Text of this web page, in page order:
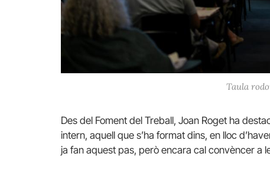
Taula
Des del Foment del Treball, Joan Roget ha
intern, aquell que s’ha format dins, en lloc
ja fan aquest pas, però encara cal convèncer a